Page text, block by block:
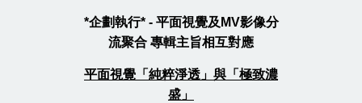
*企劃執行* - 平面視覺及MV影像分
流聚合 專輯主旨相互對應
平面視覺「純粹淨透」與「極致濃
盛」